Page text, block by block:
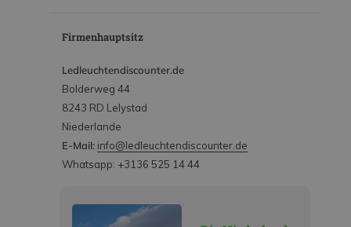
Firmenhauptsitz
Ledleuchtendiscounter.de
Bolderweg 44
8243 RD Lelystad
Niederlande
E-Mail: info@ledleuchtendiscounter.de
Whatsapp: +3136 525 14 44